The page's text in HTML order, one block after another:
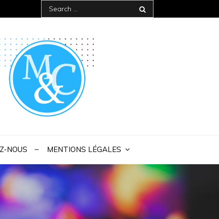
Search
for:
Bordeaux
NOUS MENTIONS LÉGALES